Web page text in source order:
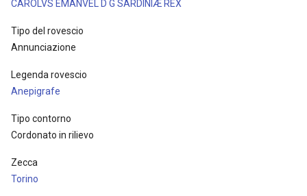
CAROLVS EMANVEL D G SARDINIÆ REX
Tipo del rovescio
Annunciazione
Legenda rovescio
Anepigrafe
Tipo contorno
Cordonato in rilievo
Zecca
Torino